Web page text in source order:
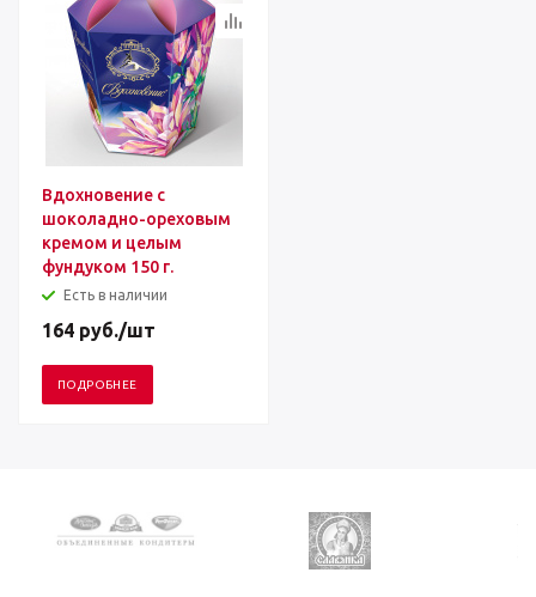
Вдохновение с
шоколадно-ореховым
кремом и целым
фундуком 150 г.
Есть в наличии
164 руб./шт
ПОДРОБНЕЕ